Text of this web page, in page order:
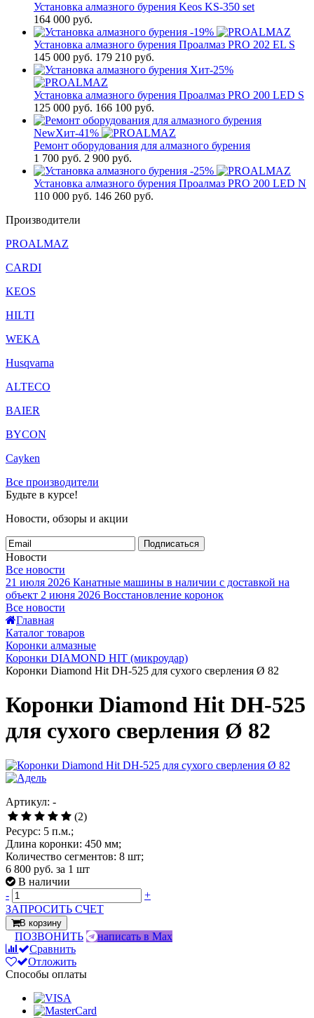
Установка алмазного бурения Keos KS-350 set
164 000 руб.
-19%
Установка алмазного бурения Проалмаз PRO 202 EL S
145 000 руб. 179 210 руб.
Хит-25%
Установка алмазного бурения Проалмаз PRO 200 LED S
125 000 руб. 166 100 руб.
NewХит-41%
Ремонт оборудования для алмазного бурения
1 700 руб. 2 900 руб.
-25%
Установка алмазного бурения Проалмаз PRO 200 LED N
110 000 руб. 146 260 руб.
Производители
PROALMAZ
CARDI
KEOS
HILTI
WEKA
Husqvarna
ALTECO
BAIER
BYCON
Cayken
Все производители
Будьте в курсе!
Новости, обзоры и акции
Подписаться
Новости
Все новости
21 июля 2026 Канатные машины в наличии с доставкой на
объект 2 июня 2026 Восстановление коронок
Все новости
Главная
Каталог товаров
Коронки алмазные
Коронки DIAMOND HIT (микроудар)
Коронки Diamond Hit DH-525 для сухого сверления Ø 82
Коронки Diamond Hit DH-525
для сухого сверления Ø 82
Артикул: -
(2)
Ресурс: 5 п.м.;
Длина коронки: 450 мм;
Количество сегментов: 8 шт;
6 800 руб. за 1 шт
В наличии
-
+
ЗАПРОСИТЬ СЧЕТ
В корзину
ПОЗВОНИТЬ
написать в Max
Сравнить
Отложить
Способы оплаты